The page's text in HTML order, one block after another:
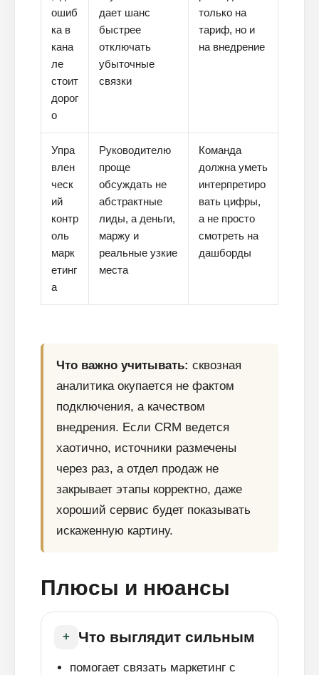
ошиб
ка в
кана
ле
стоит
дорог
о
дает шанс
быстрее
отключать
убыточные
связки
только на
тариф, но и
на внедрение
Упра
влен
ческ
ий
контр
оль
марк
етинг
а
Руководителю
проще
обсуждать не
абстрактные
лиды, а деньги,
маржу и
реальные узкие
места
Команда
должна уметь
интерпретиро
вать цифры,
а не просто
смотреть на
дашборды
Что важно учитывать: сквозная
аналитика окупается не фактом
подключения, а качеством
внедрения. Если CRM ведется
хаотично, источники размечены
через раз, а отдел продаж не
закрывает этапы корректно, даже
хороший сервис будет показывать
искаженную картину.
Плюсы и нюансы
+ Что выглядит сильным
помогает связать маркетинг с